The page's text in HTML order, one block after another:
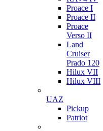
Proace I
Proace II
Proace
Verso II
Land
Cruiser
Prado 120
Hilux VII
Hilux VIII
UAZ
Pickup
Patriot